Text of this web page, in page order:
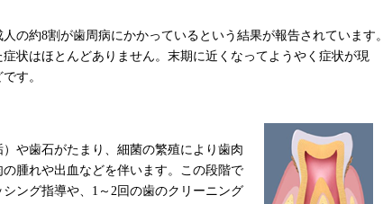
の約8割が歯周病にかかっているという結果が報告されています。
状はほとんどありません。末期に近くなってようやく症状が現
す。
や歯石がたまり、細菌の繁殖により歯肉
腫れや出血などを伴います。この段階で
ング指導や、1～2回の歯のクリーニング